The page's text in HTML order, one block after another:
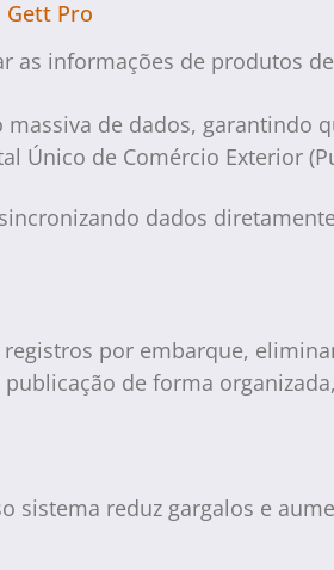
Pro
as informações de produtos
de dados, garantindo
Único de Comércio Exterior
dados
por embarque,
de forma
sistema reduz gargalos e